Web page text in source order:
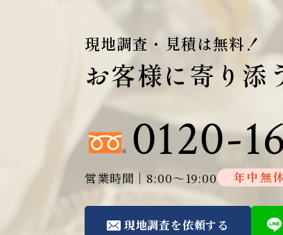
現地調査・見積は無料！
お客様に寄り添
0120-
営業時間│8:00～19:00 年中無
現地調査を依頼する